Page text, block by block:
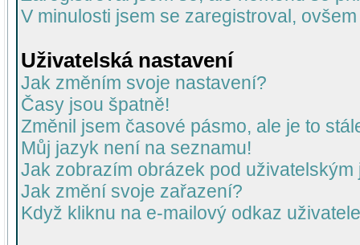
V minulosti jsem se zaregistroval,
Uživatelská nastavení
Jak změním svoje nastavení?
Časy jsou špatně!
Změnil jsem časové pásmo, ale je to
Můj jazyk není na seznamu!
Jak zobrazím obrázek pod uživatelským
Jak změní svoje zařazení?
Když kliknu na e-mailový odkaz